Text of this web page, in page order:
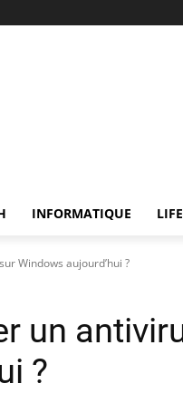
INFORMATIQUE
Windows aujourd’hui ?
un
?